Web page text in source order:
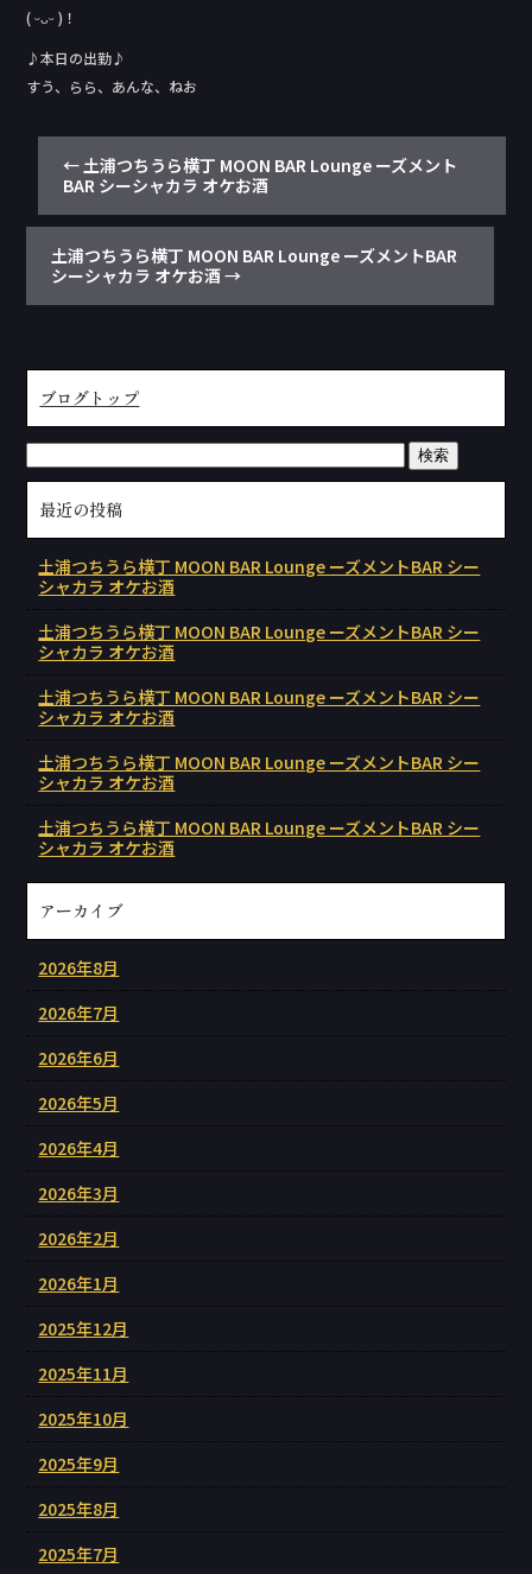
( ᵕᴗᵕ )！
♪本日の出勤♪
すう、らら、あんな、ねお
← 土浦つちうら横丁 MOON BAR Lounge ーズメント
BAR シーシャカラ オケお酒
土浦つちうら横丁 MOON BAR Lounge ーズメントBAR
シーシャカラ オケお酒→
ブログトップ
最近の投稿
土浦つちうら横丁 MOON BAR Lounge ーズメントBAR シー
シャカラ オケお酒
土浦つちうら横丁 MOON BAR Lounge ーズメントBAR シー
シャカラ オケお酒
土浦つちうら横丁 MOON BAR Lounge ーズメントBAR シー
シャカラ オケお酒
土浦つちうら横丁 MOON BAR Lounge ーズメントBAR シー
シャカラ オケお酒
土浦つちうら横丁 MOON BAR Lounge ーズメントBAR シー
シャカラ オケお酒
アーカイブ
2026年8月
2026年7月
2026年6月
2026年5月
2026年4月
2026年3月
2026年2月
2026年1月
2025年12月
2025年11月
2025年10月
2025年9月
2025年8月
2025年7月